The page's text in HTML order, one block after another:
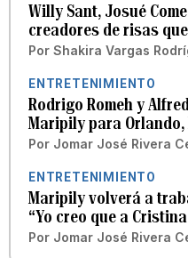
Willy Sant, Josué
creadores de risas
Por Shakira Vargas
ENTRETENIMIENTO
Rodrigo Romeh y
Maripily para Orlando,
Por Jomar José Rivera
ENTRETENIMIENTO
Maripily volverá a
“Yo creo que a
Por Jomar José Rivera